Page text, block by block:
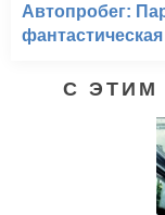
Автопробег:
фантастическая
С ЭТИМ